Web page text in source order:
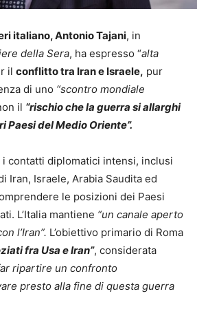
italiano, Antonio Tajani, in
della Sera, ha espresso “alta
il conflitto tra Iran e Israele, pur
di uno “scontro mondiale
il “rischio che la guerra si allarghi
Paesi del Medio Oriente”.
contatti diplomatici intensi, inclusi
Iran, Israele, Arabia Saudita ed
le posizioni dei Paesi
L’Italia mantiene “un canale aperto
l’Iran”. L’obiettivo primario di Roma
fra Usa e Iran”, considerata
ripartire un confronto
presto alla fine di questa guerra